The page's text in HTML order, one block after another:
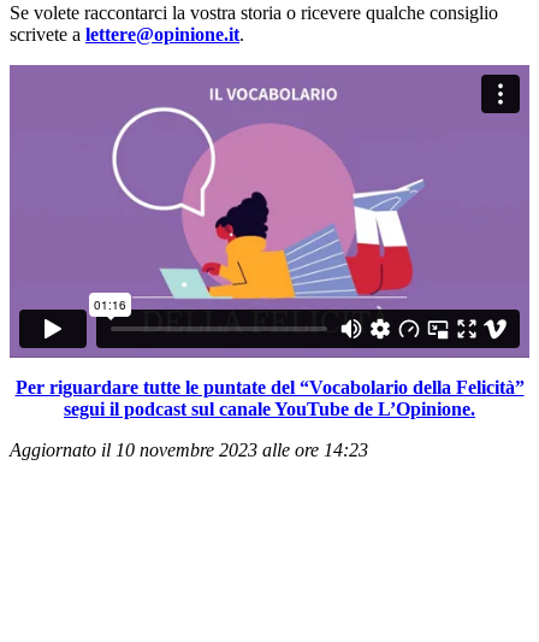
Se volete raccontarci la vostra storia o ricevere qualche consiglio
scrivete a lettere@opinione.it.
Per riguardare tutte le puntate del “Vocabolario della Felicità”
segui il podcast sul canale YouTube de L’Opinione.
Aggiornato il 10 novembre 2023 alle ore 14:23